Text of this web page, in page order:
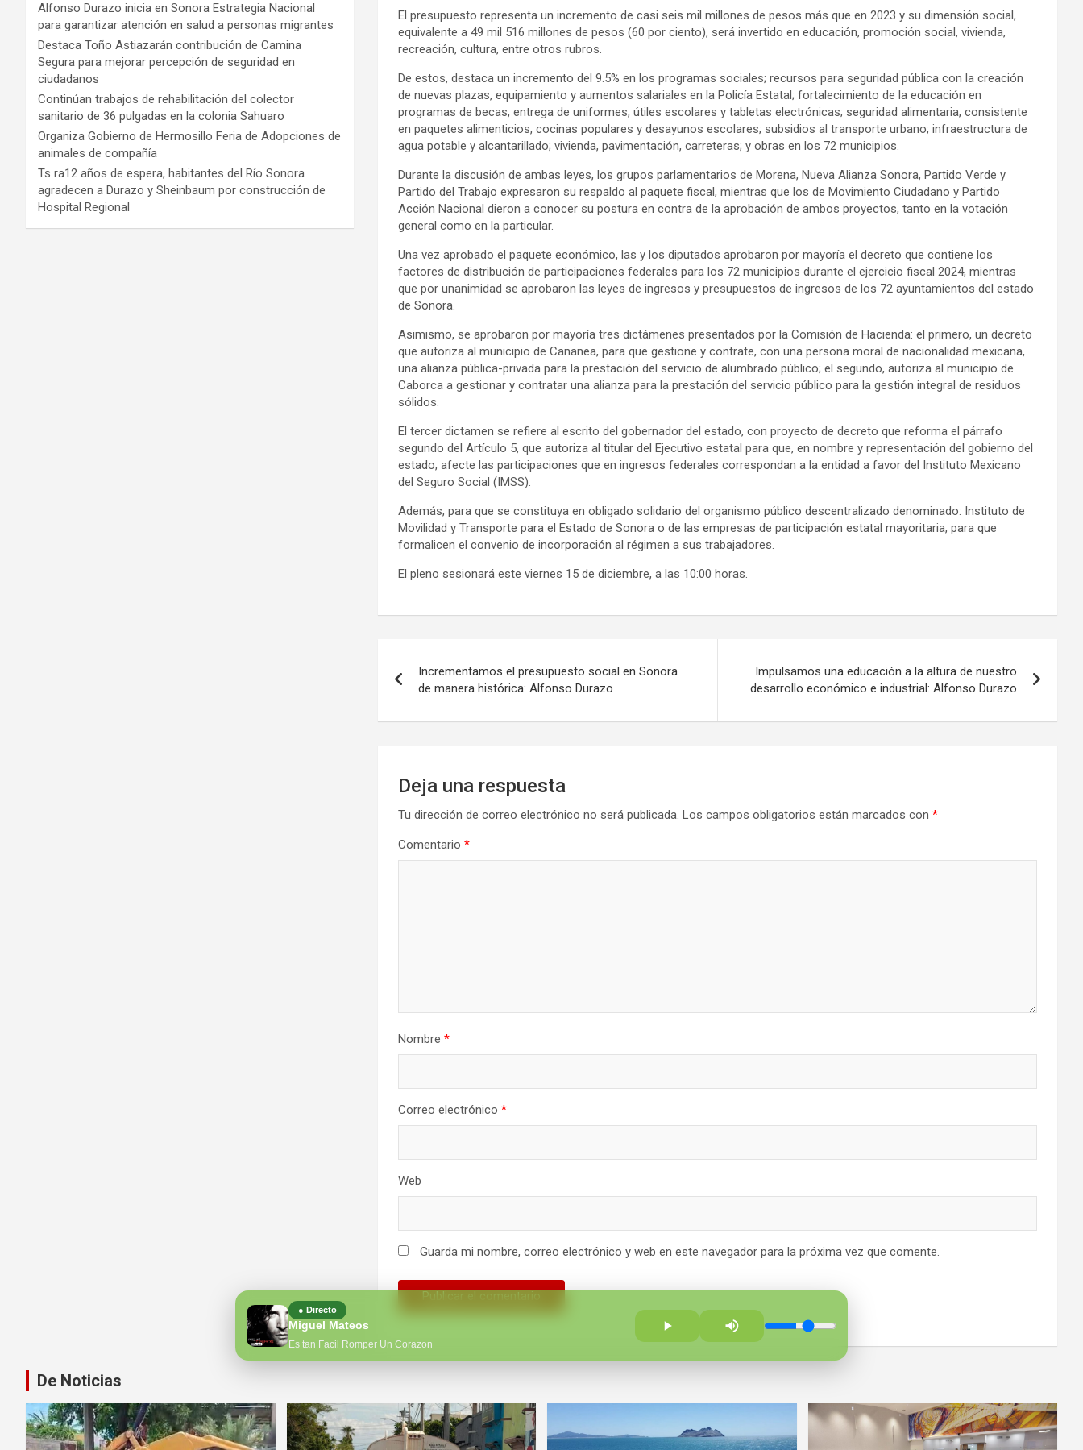
El presupuesto representa un incremento de casi seis mil millones de pesos más que en 2023 y su dimensión social,
equivalente a 49 mil 516 millones de pesos (60 por ciento), será invertido en educación, promoción social, vivienda,
recreación, cultura, entre otros rubros.
De estos, destaca un incremento del 9.5% en los programas sociales; recursos para seguridad pública con la creación
de nuevas plazas, equipamiento y aumentos salariales en la Policía Estatal; fortalecimiento de la educación en
programas de becas, entrega de uniformes, útiles escolares y tabletas electrónicas; seguridad alimentaria, consistente
en paquetes alimenticios, cocinas populares y desayunos escolares; subsidios al transporte urbano; infraestructura de
agua potable y alcantarillado; vivienda, pavimentación, carreteras; y obras en los 72 municipios.
Durante la discusión de ambas leyes, los grupos parlamentarios de Morena, Nueva Alianza Sonora, Partido Verde y
Partido del Trabajo expresaron su respaldo al paquete fiscal, mientras que los de Movimiento Ciudadano y Partido
Acción Nacional dieron a conocer su postura en contra de la aprobación de ambos proyectos, tanto en la votación
general como en la particular.
Una vez aprobado el paquete económico, las y los diputados aprobaron por mayoría el decreto que contiene los
factores de distribución de participaciones federales para los 72 municipios durante el ejercicio fiscal 2024, mientras
que por unanimidad se aprobaron las leyes de ingresos y presupuestos de ingresos de los 72 ayuntamientos del estado
de Sonora.
Asimismo, se aprobaron por mayoría tres dictámenes presentados por la Comisión de Hacienda: el primero, un decreto
que autoriza al municipio de Cananea, para que gestione y contrate, con una persona moral de nacionalidad mexicana,
una alianza pública-privada para la prestación del servicio de alumbrado público; el segundo, autoriza al municipio de
Caborca a gestionar y contratar una alianza para la prestación del servicio público para la gestión integral de residuos
sólidos.
El tercer dictamen se refiere al escrito del gobernador del estado, con proyecto de decreto que reforma el párrafo
segundo del Artículo 5, que autoriza al titular del Ejecutivo estatal para que, en nombre y representación del gobierno del
estado, afecte las participaciones que en ingresos federales correspondan a la entidad a favor del Instituto Mexicano
del Seguro Social (IMSS).
Además, para que se constituya en obligado solidario del organismo público descentralizado denominado: Instituto de
Movilidad y Transporte para el Estado de Sonora o de las empresas de participación estatal mayoritaria, para que
formalicen el convenio de incorporación al régimen a sus trabajadores.
El pleno sesionará este viernes 15 de diciembre, a las 10:00 horas.
de
entradas
Incrementamos el presupuesto social en Sonora
de manera histórica: Alfonso Durazo
Impulsamos una educación a la altura de nuestro
desarrollo económico e industrial: Alfonso Durazo
Deja una respuesta
Tu dirección de correo electrónico no será publicada. Los campos obligatorios están marcados con *
Comentario *
Nombre *
Correo electrónico *
Web
Guarda mi nombre, correo electrónico y web en este navegador para la próxima vez que comente.
● Directo
Miguel Mateos
Es tan Facil Romper Un Corazon
Alfonso Durazo inicia en Sonora Estrategia Nacional
para garantizar atención en salud a personas migrantes
Destaca Toño Astiazarán contribución de Camina
Segura para mejorar percepción de seguridad en
ciudadanos
Continúan trabajos de rehabilitación del colector
sanitario de 36 pulgadas en la colonia Sahuaro
Organiza Gobierno de Hermosillo Feria de Adopciones de
animales de compañía
Ts ra12 años de espera, habitantes del Río Sonora
agradecen a Durazo y Sheinbaum por construcción de
Hospital Regional
De Noticias